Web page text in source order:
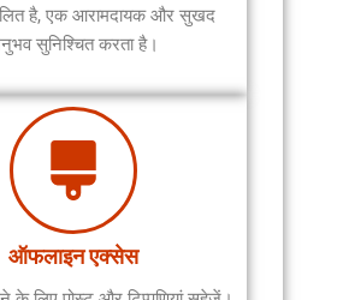
है, एक आरामदायक और सुखद
सुनिश्चित करता है।
ऑफलाइन एक्सेस